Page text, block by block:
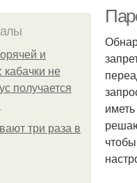
и
не
получается
три раза в